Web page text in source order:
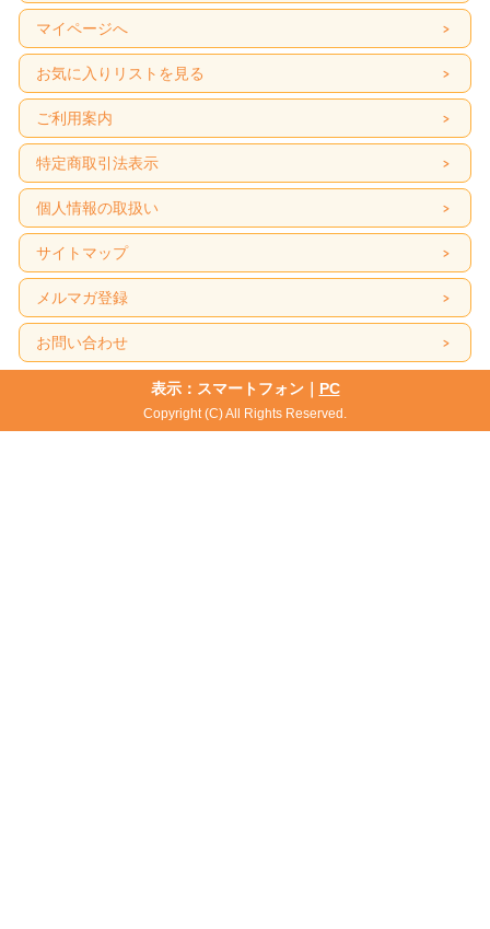
マイページへ
お気に入りリストを見る
ご利用案内
特定商取引法表示
個人情報の取扱い
サイトマップ
メルマガ登録
お問い合わせ
表示：スマートフォン｜ PC
Copyright (C) All Rights Reserved.